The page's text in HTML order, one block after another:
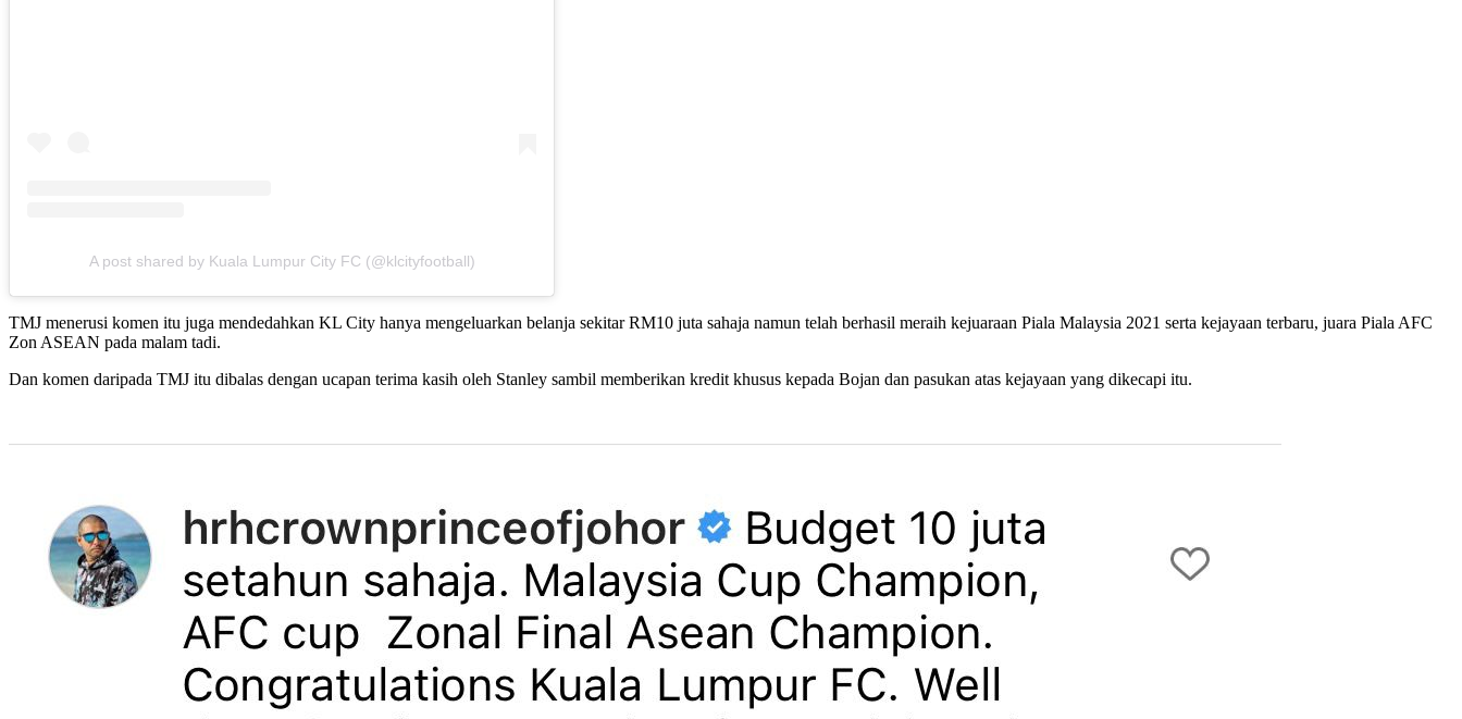
A post shared by Kuala Lumpur City FC (@klcityfootball)
TMJ menerusi komen itu juga mendedahkan KL City hanya mengeluarkan belanja sekitar RM10 juta sahaja namun telah berhasil meraih kejuaraan Piala Malaysia 2021 serta kejayaan terbaru, juara Piala AFC
Zon ASEAN pada malam tadi.
Dan komen daripada TMJ itu dibalas dengan ucapan terima kasih oleh Stanley sambil memberikan kredit khusus kepada Bojan dan pasukan atas kejayaan yang dikecapi itu.